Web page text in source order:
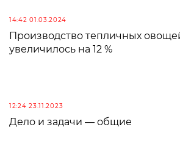
14:42 01.03.2024
Производство тепличных
увеличилось на 12 %
12:24 23.11.2023
Дело и задачи — общие